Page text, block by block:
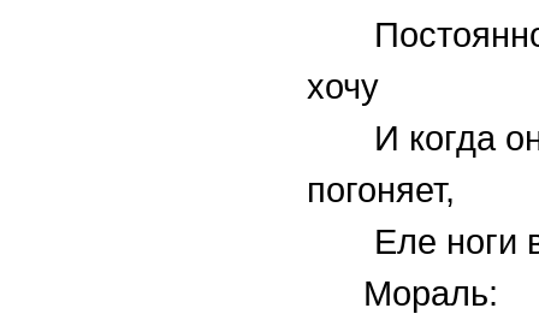
Постоянно
хочу
И когда
погоняет,
Еле ноги
Мораль: